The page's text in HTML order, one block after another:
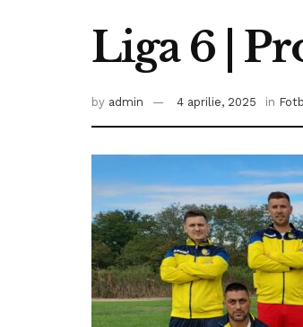
Liga 6 |
by admin 4 aprilie, 2025 in